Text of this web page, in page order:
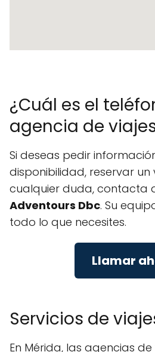
¿Cuál es el
agencia de
Si deseas pedir
disponibilidad, reservar un
cualquier duda, contacta
Adventours Dbc. Su
todo lo que necesites.
Llamar
Servicios de
En Mérida, las agencias